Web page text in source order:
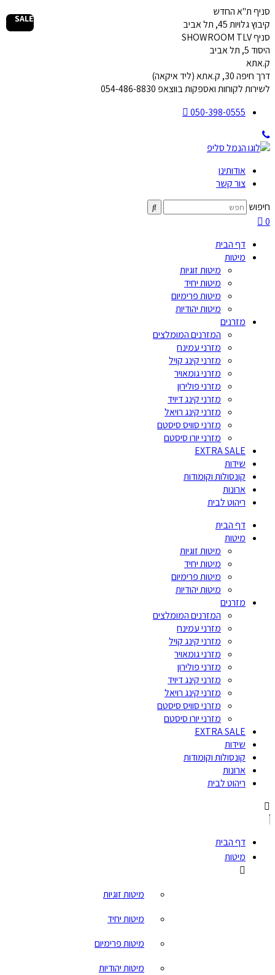
דלג
לתוכן
סניף ת"א החדש
קיבוץ גלויות 45, תל אביב
סניף SHOWROOM TLV
היסוד 5, תל אביב
ק.אתא
דרך חיפה 30, ק.אתא (ליד איקאה)
לשירות לקוחות ואספקות בווצאפ 054-486-8830
050-398-0555
אודותינו
צור קשר
חיפוש
0
דף הבית
מיטות
מיטות זוגיות
מיטות יחיד
מיטות פרימיום
מיטות יהודיות
מזרנים
המזרנים המומלצים
מזרני עמינח
מזרני קינג קויל
מזרני גומאויר
מזרני פולירון
מזרני קינג דיויד
מזרני קינג רויאל
מזרני סוויס סיסטם
מזרני יורו סיסטם
EXTRA SALE
שידות
קונסולות וקומודות
ארונות
ריהוט לבית
דף הבית
מיטות
מיטות זוגיות
מיטות יחיד
מיטות פרימיום
מיטות יהודיות
מזרנים
המזרנים המומלצים
מזרני עמינח
מזרני קינג קויל
מזרני גומאויר
מזרני פולירון
מזרני קינג דיויד
מזרני קינג רויאל
מזרני סוויס סיסטם
מזרני יורו סיסטם
EXTRA SALE
שידות
קונסולות וקומודות
ארונות
ריהוט לבית
דף הבית
מיטות
מיטות זוגיות
מיטות יחיד
מיטות פרימיום
מיטות יהודיות
SALE